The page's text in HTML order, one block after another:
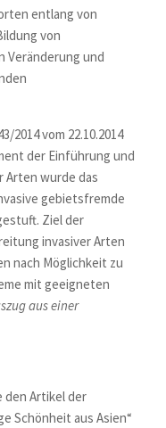
entlang von
von
Veränderung und
2014 vom 22.10.2014
der Einführung und
Arten wurde das
gebietsfremde
Ziel der
invasiver Arten
nach Möglichkeit zu
mit geeigneten
aus einer
den Artikel der
Schönheit aus Asien“